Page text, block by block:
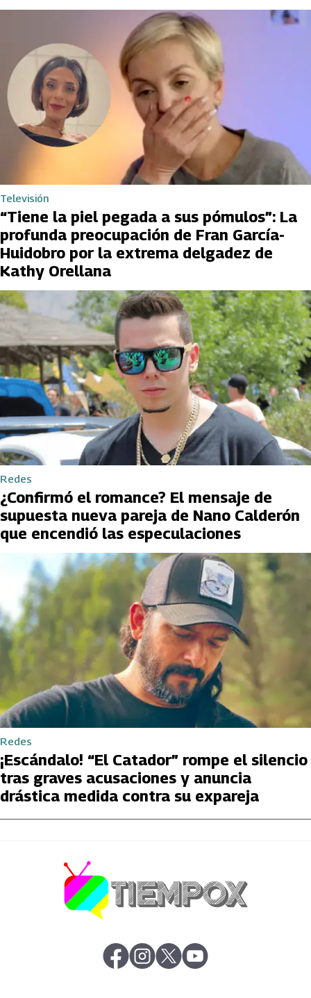
Televisión
“Tiene la piel pegada a sus pómulos”: La
profunda preocupación de Fran García-
Huidobro por la extrema delgadez de
Kathy Orellana
Redes
¿Confirmó el romance? El mensaje de
supuesta nueva pareja de Nano Calderón
que encendió las especulaciones
Redes
¡Escándalo! “El Catador” rompe el silencio
tras graves acusaciones y anuncia
drástica medida contra su expareja
abre en nueva pestaña
abre en nueva pestaña
abre en nueva pestaña